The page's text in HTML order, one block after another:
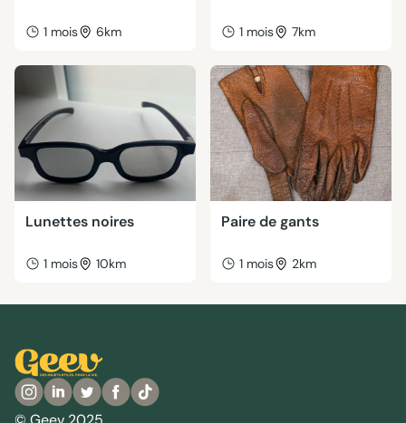
1 mois 6km 1 mois 7km
Lunettes noires
1 mois 10km
Paire de gants
1 mois 2km